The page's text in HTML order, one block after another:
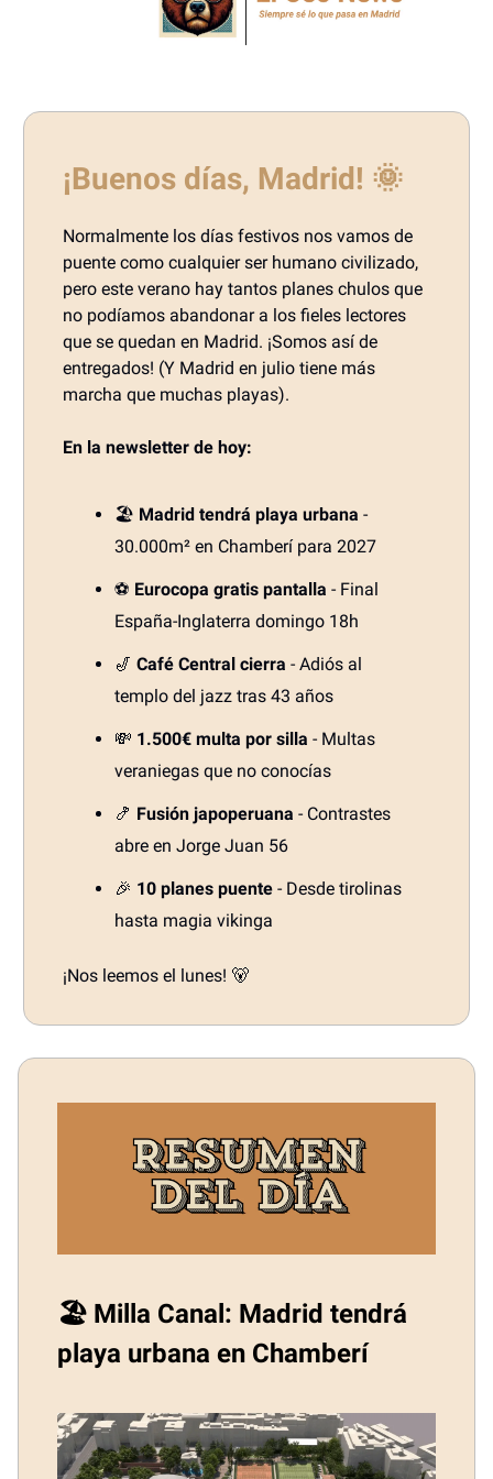
¡Buenos días, Madrid! 🌞
Normalmente los días festivos nos vamos de
puente como cualquier ser humano civilizado,
pero este verano hay tantos planes chulos que
no podíamos abandonar a los fieles lectores
que se quedan en Madrid. ¡Somos así de
entregados! (Y Madrid en julio tiene más
marcha que muchas playas).
En la newsletter de hoy:
🏖️ Madrid tendrá playa urbana -
30.000m² en Chamberí para 2027
⚽ Eurocopa gratis pantalla - Final
España-Inglaterra domingo 18h
🎷 Café Central cierra - Adiós al
templo del jazz tras 43 años
💸 1.500€ multa por silla - Multas
veraniegas que no conocías
🍤 Fusión japoperuana - Contrastes
abre en Jorge Juan 56
🎉 10 planes puente - Desde tirolinas
hasta magia vikinga
¡Nos leemos el lunes! 🐻
🏖️ Milla Canal: Madrid tendrá
playa urbana en Chamberí